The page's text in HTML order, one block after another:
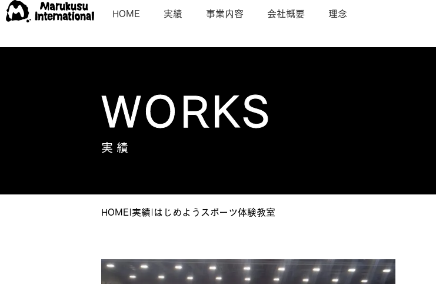
HOME 実績 事業内容 会社概要 理念
WORKS
実 績
HOME 実績 はじめようスポーツ体験教室